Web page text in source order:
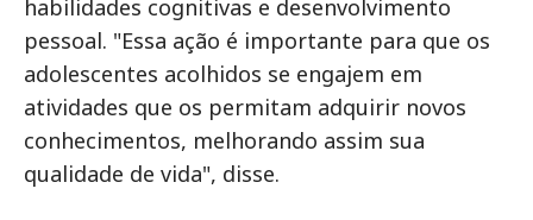
habilidades cognitivas e desenvolvimento
pessoal. "Essa ação é importante para que os
adolescentes acolhidos se engajem em
atividades que os permitam adquirir novos
conhecimentos, melhorando assim sua
qualidade de vida", disse.